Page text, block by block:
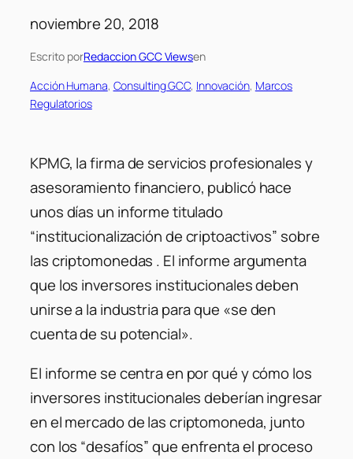
noviembre 20, 2018
Escrito porRedaccion GCC Viewsen
Acción Humana, Consulting GCC, Innovación, Marcos
Regulatorios
KPMG, la firma de servicios profesionales y
asesoramiento financiero, publicó hace
unos días un informe titulado
“institucionalización de criptoactivos” sobre
las criptomonedas . El informe argumenta
que los inversores institucionales deben
unirse a la industria para que «se den
cuenta de su potencial».
El informe se centra en por qué y cómo los
inversores institucionales deberían ingresar
en el mercado de las criptomoneda, junto
con los “desafíos” que enfrenta el proceso